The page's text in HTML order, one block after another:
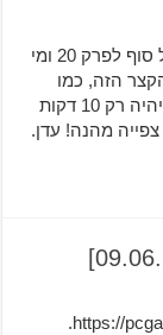
היי אנשים! אנחנו משנים קידומת! הגענו סוף כל סוף לפרק 20 ומי
בפרק הקצר הזה, כמו
פרק קודם, בסביבות ה10 דקות וגם הפרק הבא יהיה רק 10 דקות
מהנה! עדן.
01:06: https://pcgalaxy.co.il/assassins-creed-uinty-leake.